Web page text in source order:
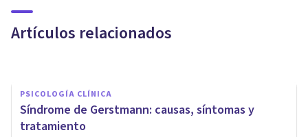
Artículos relacionados
causas y tratamiento
PSICOLOGÍA CLÍNICA
Síndrome de Gerstmann: causas, síntomas y
tratamiento